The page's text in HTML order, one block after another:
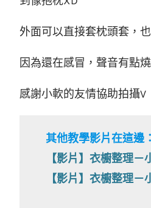
外面可以直接套枕頭套
因為還在感冒，聲音有點
感謝小軟的友情協助拍攝V
其他教學影片在這邊：
【影片】衣櫥整理－
【影片】衣櫥整理